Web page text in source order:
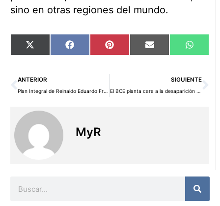
sino en otras regiones del mundo.
Compartir
en
X
(Twitter)
Compartir
en
Facebook Compartir
en
Pinterest Compartir
en
Email
en
Ant
ANTERIOR
Plan Integral de Reinaldo Eduardo Franco Ramos D’Agostino para Impulsar el Crecimiento de las PYMES
SIGUIENTE
El BCE planta cara a la desaparición del efectivo y quiere obligar a su aceptación en toda la eurozona
MyR